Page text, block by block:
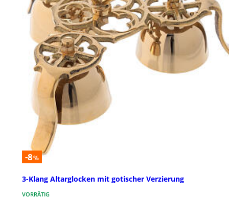
-8%
3-Klang Altarglocken mit gotischer Verzierung
VORRÄTIG